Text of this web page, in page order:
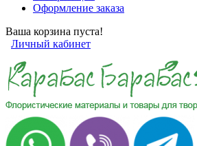
Оформление заказа
Ваша корзина пуста!
Личный кабинет